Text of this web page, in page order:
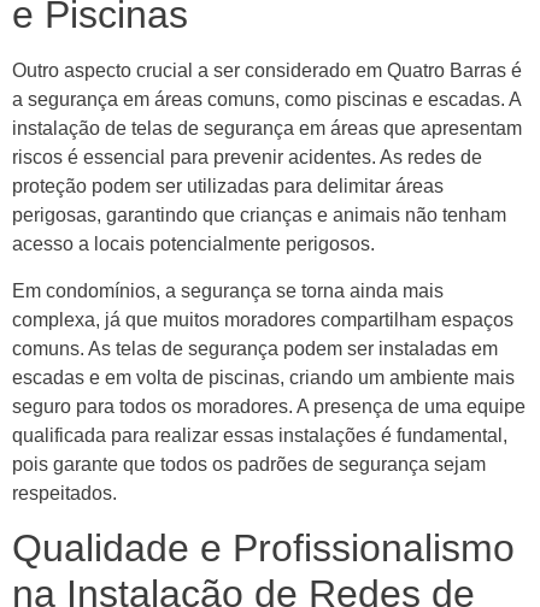
e Piscinas
Outro aspecto crucial a ser considerado em Quatro Barras é
a segurança em áreas comuns, como piscinas e escadas. A
instalação de telas de segurança em áreas que apresentam
riscos é essencial para prevenir acidentes. As redes de
proteção podem ser utilizadas para delimitar áreas
perigosas, garantindo que crianças e animais não tenham
acesso a locais potencialmente perigosos.
Em condomínios, a segurança se torna ainda mais
complexa, já que muitos moradores compartilham espaços
comuns. As telas de segurança podem ser instaladas em
escadas e em volta de piscinas, criando um ambiente mais
seguro para todos os moradores. A presença de uma equipe
qualificada para realizar essas instalações é fundamental,
pois garante que todos os padrões de segurança sejam
respeitados.
Qualidade e Profissionalismo
na Instalação de Redes de